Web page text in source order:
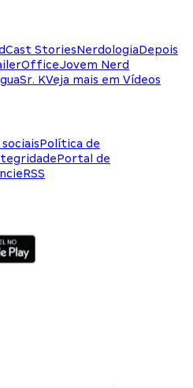
StoriesNerdologiaDepois
Jovem Nerd
Sr. KVeja mais em Vídeos
Política de
Portal de
RSS